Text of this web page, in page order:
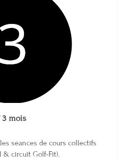
3 mois
séances de cours collectifs
circuit Golf-Fit).